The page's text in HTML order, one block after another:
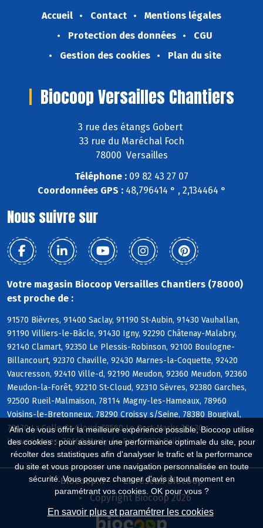
Afin de vous offrir la meilleure expérience possible, Biocoop utilise
des cookies : pour assurer une performance optimale du site, pour
récolter des statistiques afin d'analyser le trafic et la performance
du site et vous proposer une navigation personnalisée en toute
sécurité. Vous pouvez changer d'avis à tout moment en
paramétrant vos cookies. OK pour vous ?
En savoir plus et paramétrer les cookies
Accueil Contact
Mentions légales
Protection des données
CGU
Gestion des cookies
Plan du site
Biocoop Versailles Chantiers
3 rue des étangs Gobert
33 rue du Maréchal Foch
78000 Versailles
Téléphone : 09 82 43 27 07
Coordonnées GPS :48,796414 ° , 2,134464 °
Nous suivre sur
Votre magasin Biocoop Versailles Chantiers (78000)
est proche de :
91570 Bièvres, 91400 Saclay, 91190 St-Aubin, 91430 Vauhallan,
91190 Villiers-le-Bâcle, 91430 Igny, 92290 Châtenay-Malabry,
92140 Clamart, 92350 Le Plessis-Robinson, 92100 Boulogne-
Billancourt, 92370 Chaville, 92430 Marnes-la-Coquette, 92420
Vaucresson, 92410 Ville-d, 92190 Meudon, 92360 Meudon, 92360
Meudon-la-Forêt, 92210 St-Cloud, 92310 Sèvres, 92380 Garches,
92500 Rueil-Malmaison, 78114 Magny-les-Hameaux, 78960
Voisins-le-Bretonneux, 78290 Croissy s/Seine, 78380 Bougival,
78170 La Celle-St-Cloud, 78560 Le Port-Marly, 78430
Louveciennes, 78160 Marly-le-Roi, 78870 Bailly
Biocoop.fr
Le réseau Biocoop
Copyright Biocoop 2026